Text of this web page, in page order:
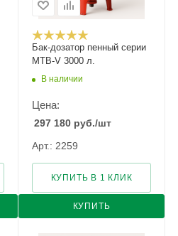
Бак-дозатор пенный серии
MTB-V 3000 л.
В наличии
Цена:
297 180 руб./шт
Арт.: 2259
КУПИТЬ
КУПИТЬ В 1 КЛИК